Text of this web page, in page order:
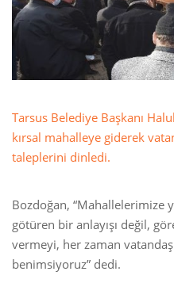
Tarsus Belediye Başkanı
kırsal mahalleye giderek
taleplerini dinledi.
Bozdoğan, “Mahallelerimize
götüren bir anlayışı değil,
vermeyi, her zaman
benimsiyoruz” dedi.